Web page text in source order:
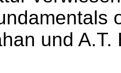
und A.T.